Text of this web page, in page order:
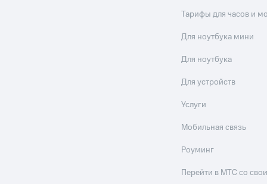
Тарифы для часов и
Для ноутбука мини
Для ноутбука
Для устройств
Услуги
Мобильная связь
Роуминг
Перейти в МТС со